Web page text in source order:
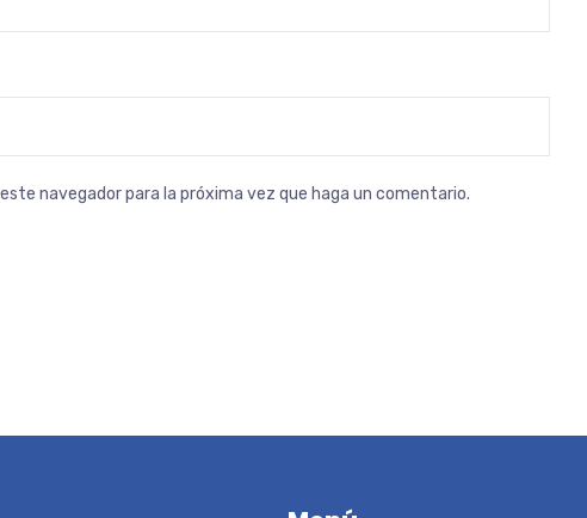
navegador para la próxima vez que haga un comentario.